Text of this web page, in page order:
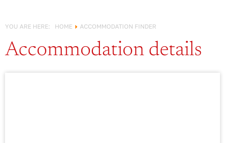
YOU ARE HERE: HOME ACCOMMODATION FINDER
Accommodation details